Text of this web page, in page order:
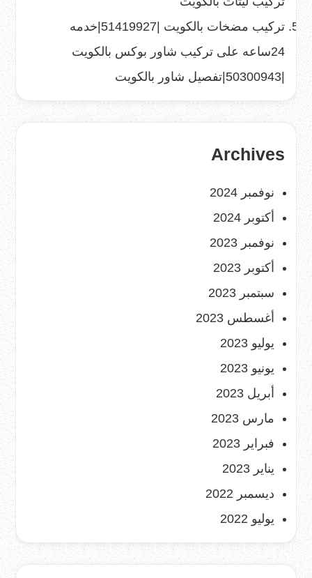
تركيب مضخات بالكويت |51419927|خدمه
24ساعه
على تركيب شاور بوكس بالكويت
|50300943|تفصيل شاور بالكويت
Archives
نوفمبر 2024
أكتوبر 2024
نوفمبر 2023
أكتوبر 2023
سبتمبر 2023
أغسطس 2023
يوليو 2023
يونيو 2023
أبريل 2023
مارس 2023
فبراير 2023
يناير 2023
ديسمبر 2022
يوليو 2022